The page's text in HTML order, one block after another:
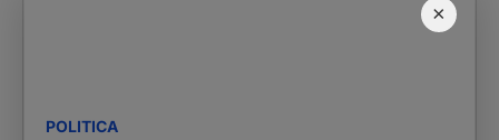
×
POLITICA